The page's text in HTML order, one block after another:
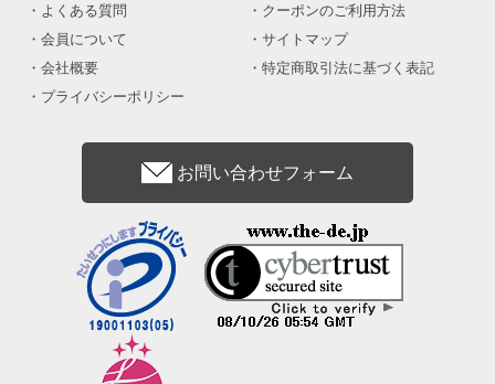
よくある質問
クーポンのご利用方法
会員について
サイトマップ
会社概要
特定商取引法に基づく表記
プライバシーポリシー
お問い合わせフォーム